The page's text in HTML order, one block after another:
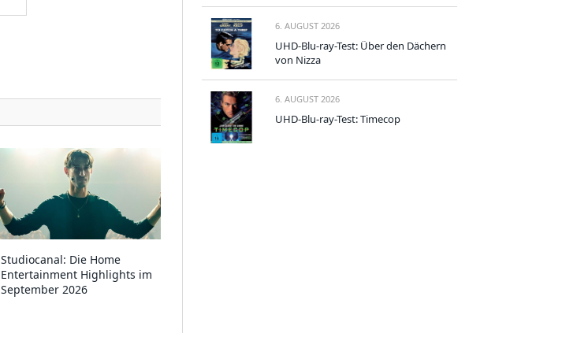
Studiocanal: Die Home
Entertainment Highlights im
September 2026
6. AUGUST 2026
UHD-Blu-ray-Test: Über den Dächern
von Nizza
6. AUGUST 2026
UHD-Blu-ray-Test: Timecop